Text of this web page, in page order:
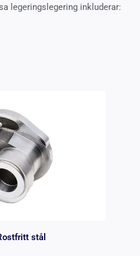
legeringslegering inkluderar:
stål